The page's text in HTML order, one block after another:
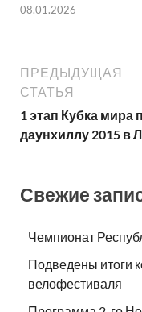
08.01.2026
ПРЕДЫДУЩАЯ
СТАТЬЯ
1 этап Кубка мира
даунхиллу 2015 в
Свежие
Чемпионат
Подведены итоги
велофестиваля